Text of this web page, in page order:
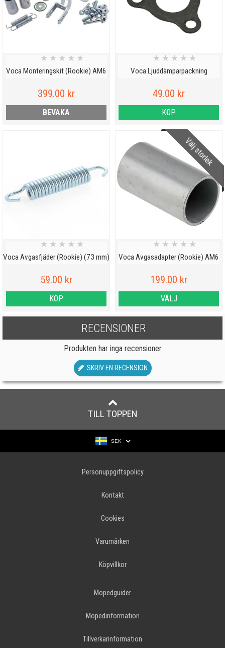
Voca Monteringskit (Rookie) AM6
★ ★ ★ ★ ★
399.00 kr
BEVAKA
Voca Ljuddämparpackning
★ ★ ★ ★ ★
49.00 kr
KÖP
Voca Avgasfjäder (Rookie) (73 mm)
★ ★ ★ ★ ★
59.00 kr
KÖP
Välj storlek
Voca Avgasadapter (Rookie) AM6
★ ★ ★ ★ ★
199.00 kr
VÄLJ
RECENSIONER
Produkten har inga recensioner
SKRIV EN RECENSION
TILL TOPPEN
SEK
Personuppgiftspolicy
Kontakt
Cookies
Varumärken
Köpvillkor
Mopedguider
Mopedinformation
Tillverkarinformation